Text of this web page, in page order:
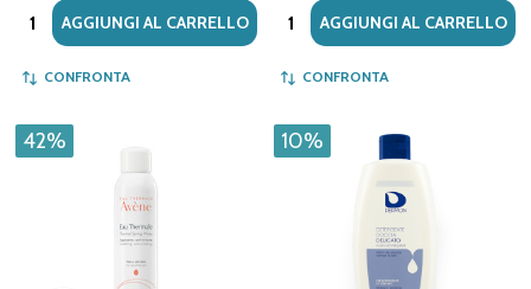
Quantità:AGGIUNGI AL CARRELLO
CONFRONTA
Quantità:AGGIUNGI AL CARRELLO
CONFRONTA
42% 10%